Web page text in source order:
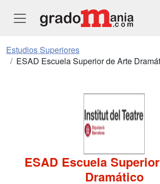
Estudios Superiores
ESAD Escuela Superior de Arte
ESAD Escuela
Dramático